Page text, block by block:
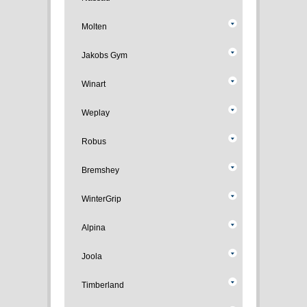
Molten
Jakobs Gym
Winart
Weplay
Robus
Bremshey
WinterGrip
Alpina
Joola
Timberland